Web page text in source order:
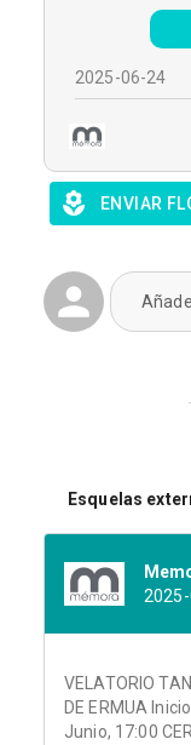
2025-06-24
ENVIAR
Esquelas
VELATORIO
DE ERMUA
Junio, 17:00